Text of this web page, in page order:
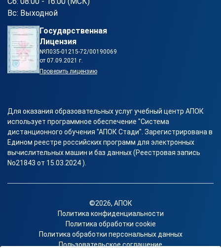
Вс: Выходной
Государственная
Лицензия
№Л035-01215-72/00190069
от 07.09.2021 г.
Проверить лицензию
Для оказания образовательных услуг учебный центр АПОК
использует программное обеспечение "Система
дистанционного обучения "АПОК Стади". Зарегистрирована в
Едином реестре российских программ для электронных
вычислительных машин и баз данных (Реестровая запись
No21843 от 15.03.2024 ).
©2026, АПОК
Политика конфиденциальности
Политика обработки cookie
Политика обработки персональных данных
Пользовательское соглашение